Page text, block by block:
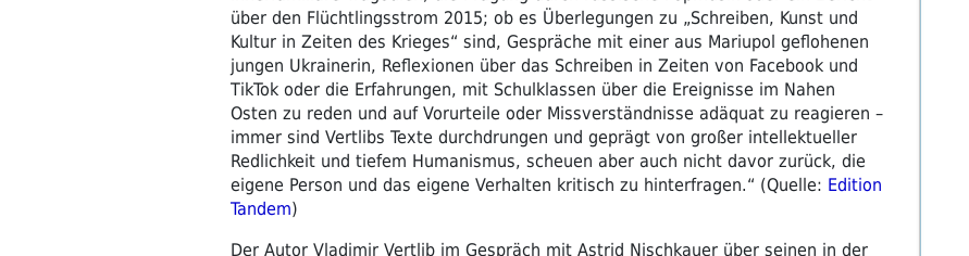
über den Flüchtlingsstrom 2015; ob es Überlegungen zu „Schreiben, Kunst und
Kultur in Zeiten des Krieges“ sind, Gespräche mit einer aus Mariupol geflohenen
jungen Ukrainerin, Reflexionen über das Schreiben in Zeiten von Facebook und
TikTok oder die Erfahrungen, mit Schulklassen über die Ereignisse im Nahen
Osten zu reden und auf Vorurteile oder Missverständnisse adäquat zu reagieren –
immer sind Vertlibs Texte durchdrungen und geprägt von großer intellektueller
Redlichkeit und tiefem Humanismus, scheuen aber auch nicht davor zurück, die
eigene Person und das eigene Verhalten kritisch zu hinterfragen.“ (Quelle: Edition
Tandem)
Der Autor Vladimir Vertlib im Gespräch mit Astrid Nischkauer über seinen in der